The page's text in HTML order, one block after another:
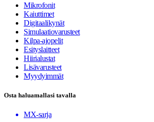
Mikrofonit
Kaiuttimet
Digitaalikynät
Simulaatiovarusteet
Kilpa-ajopelit
Esityslaitteet
Hiirialustat
Lisävarusteet
Myydyimmät
Osta haluamallasi tavalla
MX-sarja